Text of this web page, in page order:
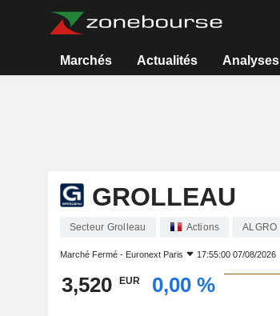
Marchés Actualités Analyses
GROLLEAU
Secteur Grolleau Actions ALGRO
Marché Fermé - Euronext Paris 17:55:00 07/08/2026
3,520 EUR 0,00 %